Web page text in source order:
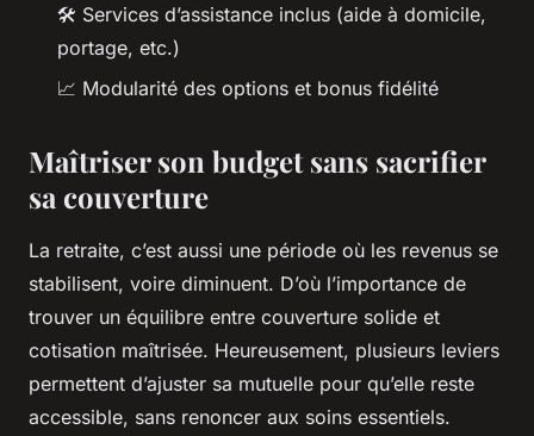
🛠️ Services d’assistance inclus (aide à domicile,
portage, etc.)
📈 Modularité des options et bonus fidélité
Maîtriser son budget sans sacrifier
sa couverture
La retraite, c’est aussi une période où les revenus se
stabilisent, voire diminuent. D’où l’importance de
trouver un équilibre entre couverture solide et
cotisation maîtrisée. Heureusement, plusieurs leviers
permettent d’ajuster sa mutuelle pour qu’elle reste
accessible, sans renoncer aux soins essentiels.